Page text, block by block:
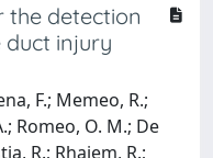
the detection
injury
F.; Memeo, R.;
Romeo, O. M.; De
R.; Rhaiem, R.;